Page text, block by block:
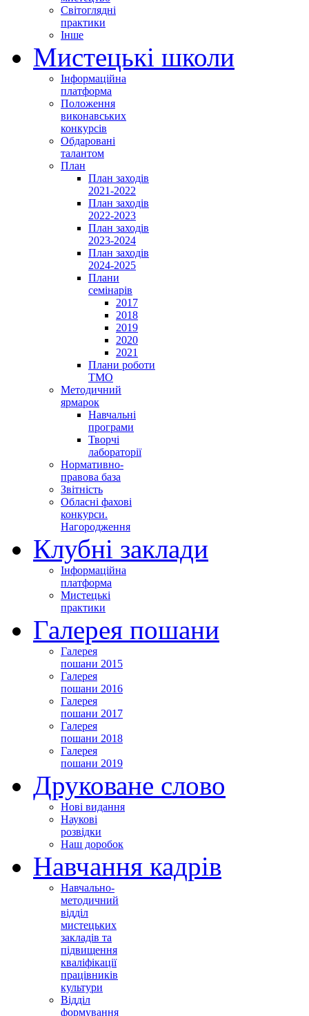
Світоглядні
практики
Інше
Мистецькі школи
Інформаційна
платформа
Положення
виконавських
конкурсів
Обдаровані
талантом
План
План заходів
2021-2022
План заходів
2022-2023
План заходів
2023-2024
План заходів
2024-2025
Плани
семінарів
2017
2018
2019
2020
2021
Плани роботи
ТМО
Методичний
ярмарок
Навчальні
програми
Творчі
лабораторії
Нормативно-
правова база
Звітність
Обласні фахові
конкурси.
Нагородження
Клубні заклади
Інформаційна
платформа
Мистецькі
практики
Галерея пошани
Галерея
пошани 2015
Галерея
пошани 2016
Галерея
пошани 2017
Галерея
пошани 2018
Галерея
пошани 2019
Друковане слово
Нові видання
Наукові
розвідки
Наш доробок
Навчання кадрів
Навчально-
методичний
відділ
мистецьких
закладів та
підвищення
кваліфікації
працівників
культури
Відділ
формування